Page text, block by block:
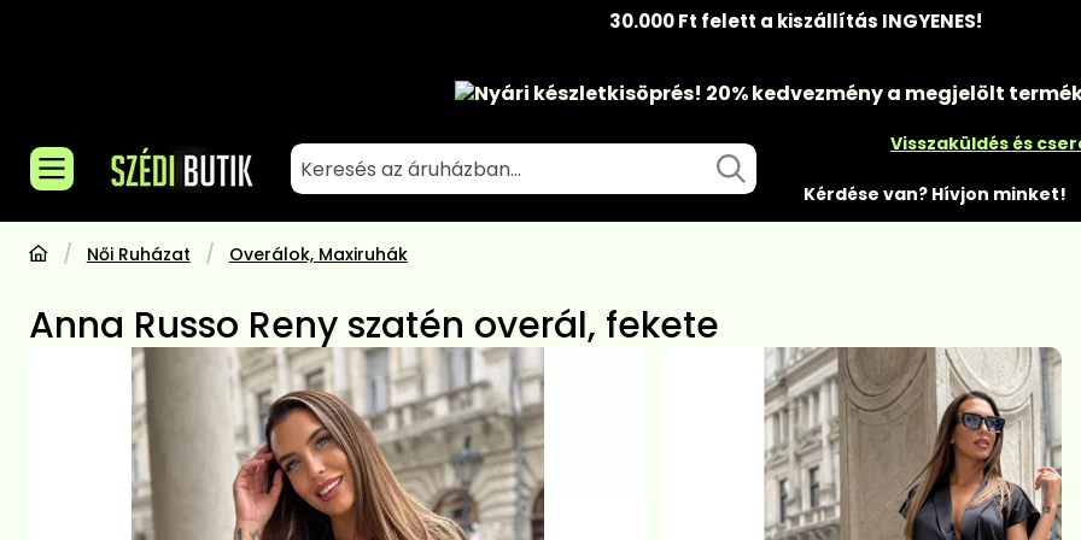
30.000 Ft felett a kiszállítás INGYENES!
Nyári készletkisöprés! 20% kedvezménya megjelölt
Visszaküldés és
Kérdése van? Hívjon minket!
Női Ruházat Overálok, Maxiruhák
Anna Russo Reny szatén overál, fekete